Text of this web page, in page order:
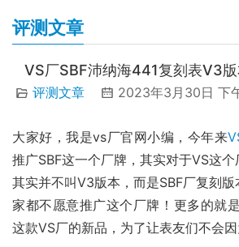
评测文章
VS厂SBF沛纳海441复刻表V3版
评测文章 2023年3月30日 下
大家好，我是vs厂官网小编，今年来
推广SBF这一个厂牌，其实对于VS这
其实并不叫V3版本，而是SBF厂复刻
家都不愿意推广这个厂牌！更多的就
这款VS厂的新品，为了让表友们不会因